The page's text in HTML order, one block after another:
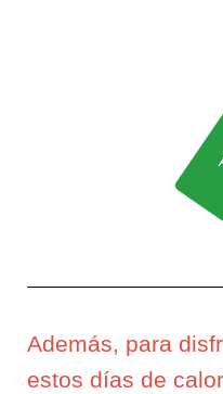
Además, para
estos días de